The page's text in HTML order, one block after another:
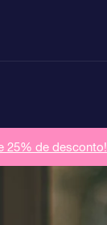
25% de desconto!